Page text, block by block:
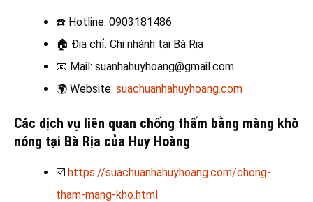
☎️ Hotline: 0903181486
🏠 Địa chỉ: Chi nhánh tại Bà Rịa
📧 Mail: suanhahuyhoang@gmail.com
🌍 Website: suachuanhahuyhoang.com
Các dịch vụ liên quan chống thấm bằng màng khò
nóng tại Bà Rịa của Huy Hoàng
☑️ https://suachuanhahuyhoang.com/chong-
tham-mang-kho.html